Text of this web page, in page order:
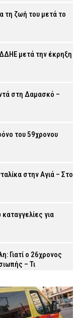
τη ζωή του μετά το
μετά την έκρηξη
στη Δαμασκό –
του 59χρονου
στην Αγιά – Στο
για
Γιατί ο 26χρονος
– Τι
ενότητες –